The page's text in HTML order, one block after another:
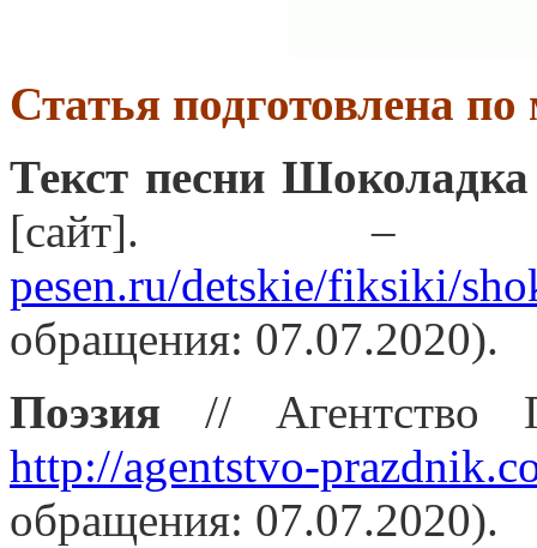
Статья подготовлена
Текст песни
[сайт].
pesen.ru/detskie/fiksiki/
обращения: 07.07.2020).
Поэзия // Агентство
http://agentstvo-
обращения: 07.07.2020).